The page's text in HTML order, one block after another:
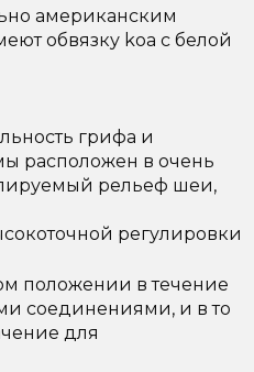
американским
обвязку koa с белой
грифа и
расположен в очень
рельеф шеи,
регулировки
положении в течение
соединениями, и в то
для